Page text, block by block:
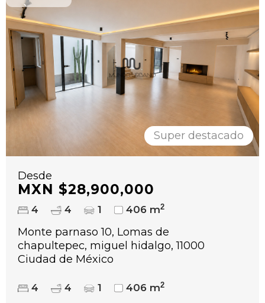
Super destacado
Desde
MXN $28,900,000
4 4 1 406 m2
Monte parnaso 10, Lomas de
chapultepec, miguel hidalgo, 11000
Ciudad de México
4 4 1 406 m2